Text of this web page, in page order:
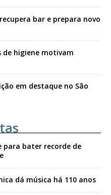
bar e prepara novo
de higiene motivam
em destaque no São
para bater recorde de
dá música há 110 anos